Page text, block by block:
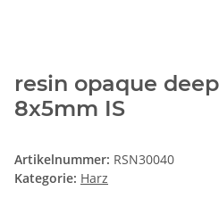
resin opaque
8x5mm IS
Artikelnummer: RSN30040
Kategorie: Harz